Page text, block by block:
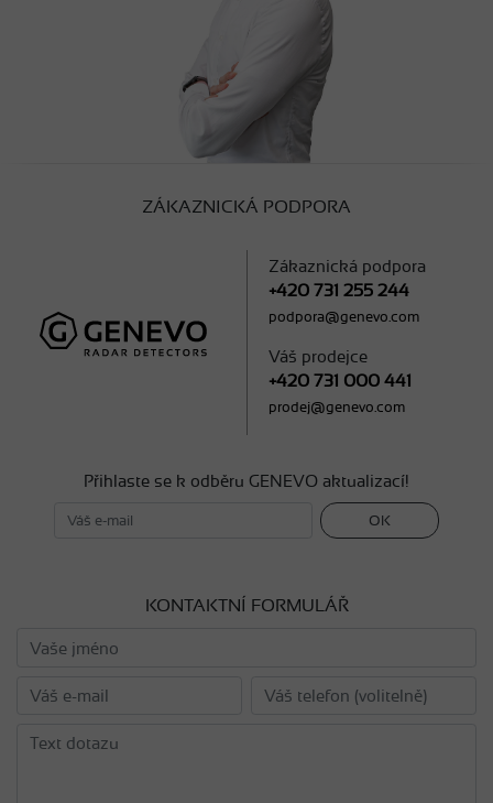
ZÁKAZNICKÁ PODPORA
Zákaznická podpora
+420 731 255 244
podpora@genevo.com
Váš prodejce
+420 731 000 441
prodej@genevo.com
Přihlaste se k odběru GENEVO aktualizací!
OK
KONTAKTNÍ FORMULÁŘ